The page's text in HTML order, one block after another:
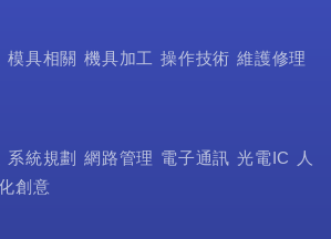
模具相關 機具加工 操作技術 維護修理
系統規劃 網路管理 電子通訊 光電IC
人
創意